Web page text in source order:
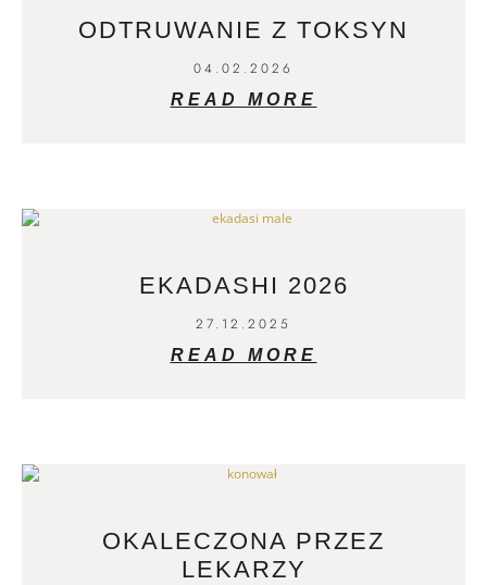
ODTRUWANIE Z TOKSYN
04.02.2026
READ MORE
EKADASHI 2026
27.12.2025
READ MORE
OKALECZONA PRZEZ
LEKARZY